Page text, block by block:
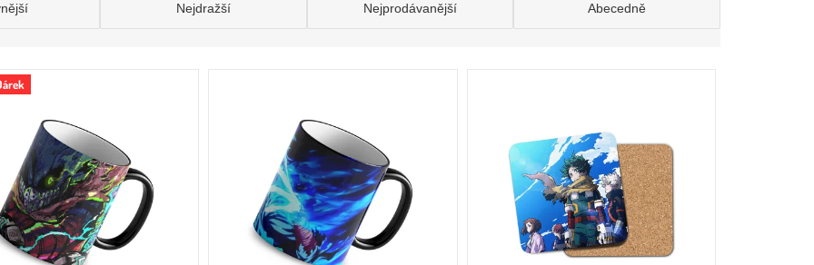
Nejdražší Nejprodávanější Abecedně